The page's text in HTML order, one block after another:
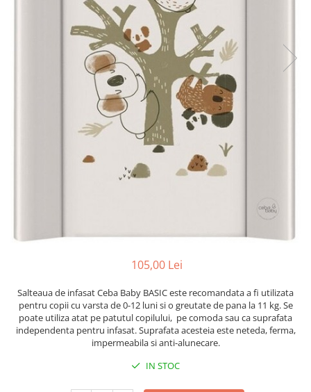
Olite tip scaunel simple
Reductoare antiderapante
Reductoare moi
Seturi cadite 86 cm
Seturi cadite 92 cm
Seturi cadite anatomice
Suporti anatomici textili
Mese de infasat pliabile
Mese de infasat Ultra Light 50x70
Patuturi pliabile
Sisteme de siguranta copii
Tampoane postnatale
Tampoane si protectii silicon
105,00 Lei
Salteaua de infasat Ceba Baby BASIC este recomandata a fi utilizata
pentru copii cu varsta de 0-12 luni si o greutate de pana la 11 kg. Se
poate utiliza atat pe patutul copilului, pe comoda sau ca suprafata
independenta pentru infasat. Suprafata acesteia este neteda, ferma,
impermeabila si anti-alunecare.
IN STOC